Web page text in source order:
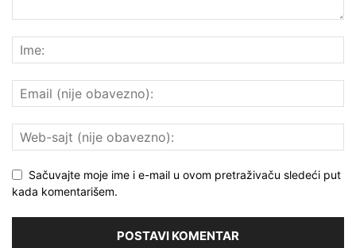
Sačuvajte moje ime i e-mail u ovom pretraživaču sledeći put
kada komentarišem.